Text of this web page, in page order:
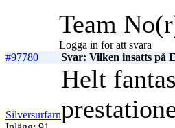
Team
Logga in för att svara
#97780
Svar: Vilken insatts på
Silversurfarn
Helt